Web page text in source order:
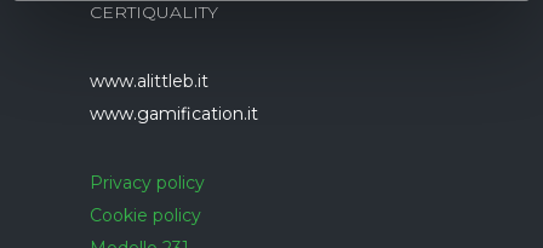
CERTIQUALITY
www.alittleb.it
www.gamification.it
Privacy policy
Cookie policy